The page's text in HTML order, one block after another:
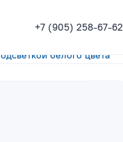
+7 (905) 258-67-62
белого цвета